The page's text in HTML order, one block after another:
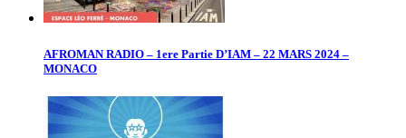
AFROMAN RADIO – 1ere Partie D’IAM – 22 MARS 2024 –
MONACO